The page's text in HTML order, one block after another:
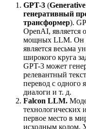
GPT-3 (
генеративный
трансформер).
OpenAI, является
мощных LLM. Он
является весьма
широкого круга
GPT-3 может
релевантный
перевод с одного
диалоги и т. д.
Falcon LLM.
технологических
первое место в
исходным кодом.